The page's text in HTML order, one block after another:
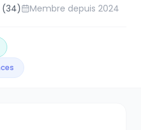
(34) Membre depuis 2024